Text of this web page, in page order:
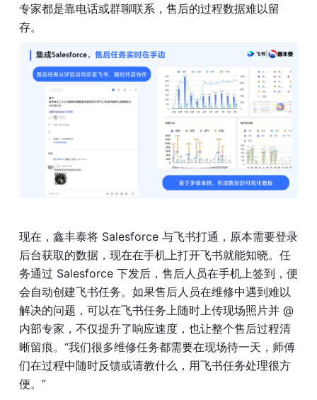
专家都是靠电话或群聊联系，售后的过程数据难以留
存。
现在，鑫丰泰将 Salesforce 与飞书打通，原本需要登录
后台获取的数据，现在在手机上打开飞书就能知晓。任
务通过 Salesforce 下发后，售后人员在手机上签到，便
会自动创建飞书任务。如果售后人员在维修中遇到难以
解决的问题，可以在飞书任务上随时上传现场照片并 @
内部专家，不仅提升了响应速度，也让整个售后过程清
晰留痕。“我们很多维修任务都需要在现场待一天，师傅
们在过程中随时反馈或请教什么，用飞书任务处理很方
便。”